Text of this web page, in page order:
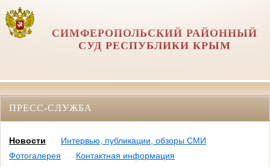
СИМФЕРОПОЛЬСКИЙ РАЙОННЫЙ
СУД РЕСПУБЛИКИ КРЫМ
ПРЕСС-СЛУЖБА
Новости
Интервью, публикации, обзоры СМИ
Фотогалерея
Контактная информация